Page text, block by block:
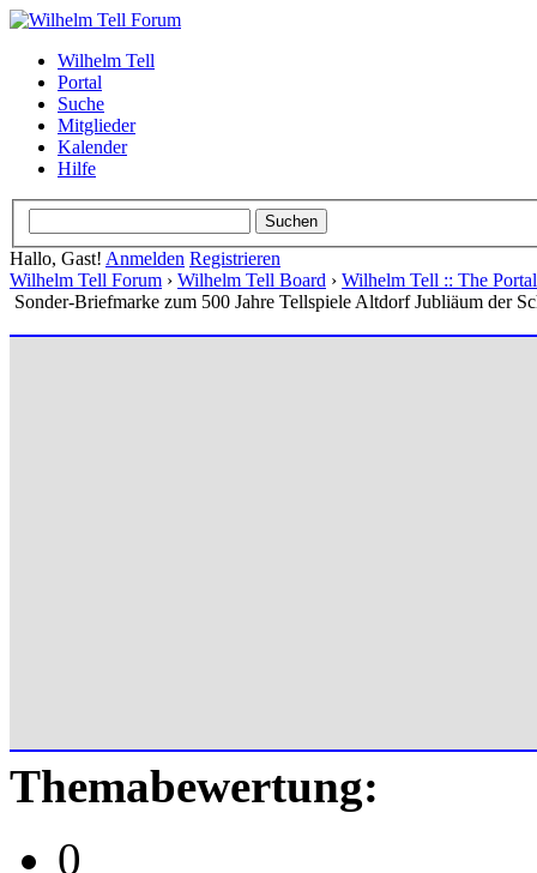
Wilhelm Tell
Portal
Suche
Mitglieder
Kalender
Hilfe
Hallo, Gast! Anmelden Registrieren
Wilhelm Tell Forum › Wilhelm Tell Board › Wilhelm Tell :: The
Sonder-Briefmarke zum 500 Jahre Tellspiele Altdorf Jubliäum der
Themabewertung:
0